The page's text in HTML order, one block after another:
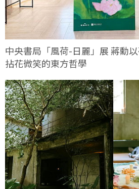
中央書局「風荷-日麗」展 蔣勳
拈花微笑的東方哲學